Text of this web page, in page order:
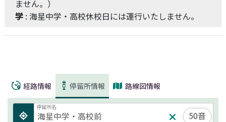
ません。）
学 : 海星中学・高校休校日には運行いたしません。
経路情報 停留所情報 路線図情報
停留所名
50音